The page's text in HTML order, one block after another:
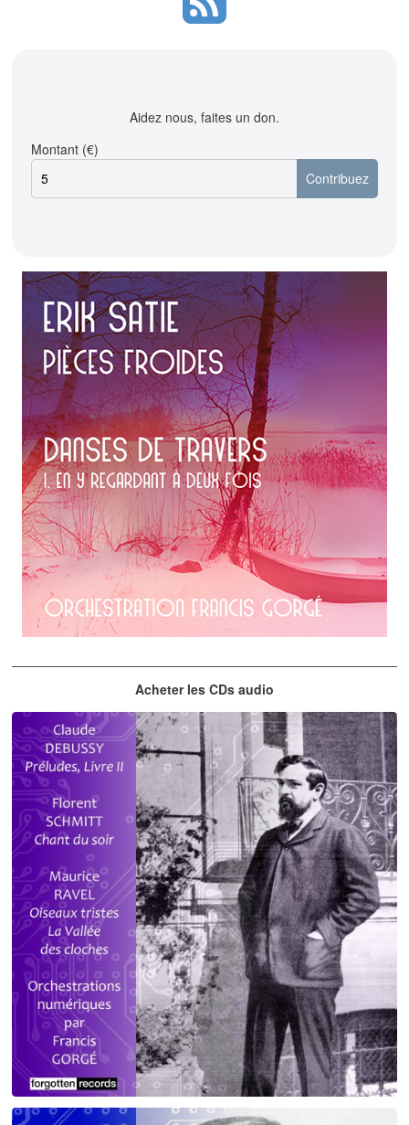
Aidez nous, faites un don.
Montant (€)
Acheter les CDs audio